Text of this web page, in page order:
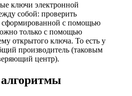
ключи электронной
собой: проверить
с помощью
только с помощью
открытого ключа. То есть у
производитель (таковым
центр).